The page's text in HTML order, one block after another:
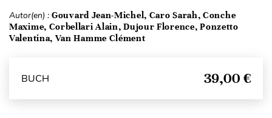
Autor(en) : Gouvard Jean-Michel, Caro Sarah, Conche
Maxime, Corbellari Alain, Dujour Florence, Ponzetto
Valentina, Van Hamme Clément
BUCH 39,00 €